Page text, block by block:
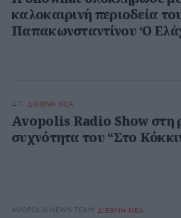
καλοκαιρινή περιοδεία
Παπακωνσταντίνου ‘Ο
Δ.Τ. ΔΙΕΘΝΗ ΝΕΑ
Avopolis Radio Show στη
συχνότητα του “Στο
AVOPOLIS.NEWS TEAM ΔΙΕΘΝΗ ΝΕΑ